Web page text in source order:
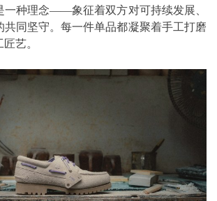
一种理念——象征着双方对可持续发展、
共同坚守。每一件单品都凝聚着手工打磨
艺。